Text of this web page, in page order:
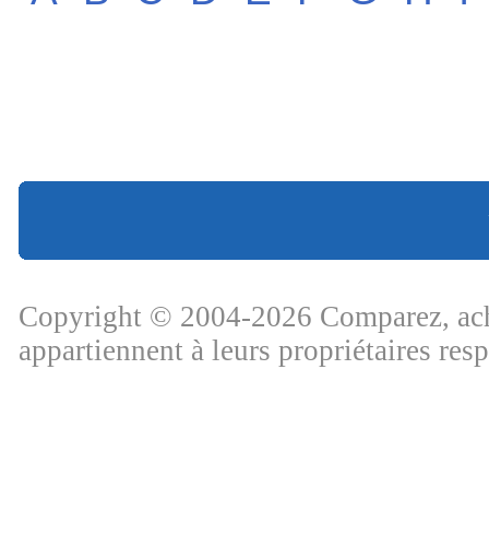
Copyright © 2004-2026 Comparez,
appartiennent à leurs propriétaires